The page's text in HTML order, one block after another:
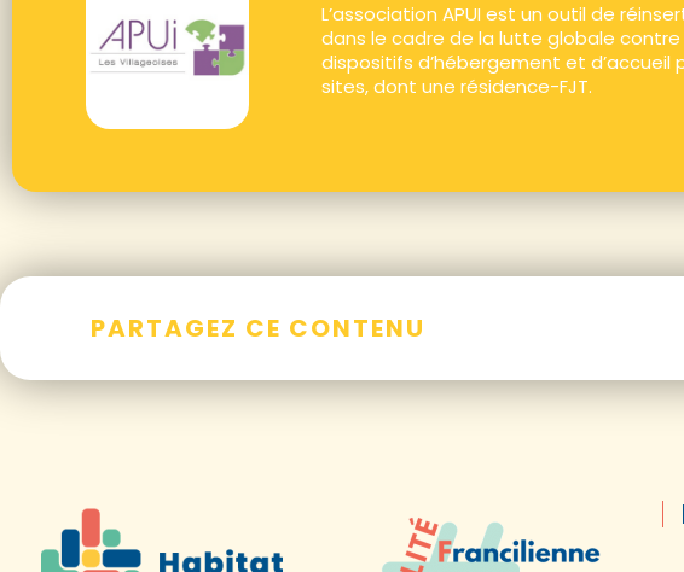
L’association APUI est un outil de
dans le cadre de la lutte globale contre
dispositifs d’hébergement et d’accueil
sites, dont une résidence-FJT.
PARTAGEZ CE CONTENU